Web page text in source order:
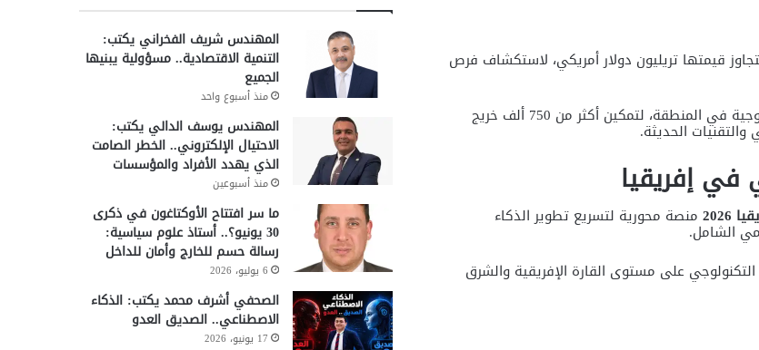
يديرون أصولاً تتجاوز قيمتها تريليون دولار أمريكي، لاستكشاف فرص
كما يشهد الحدث إطلاق واحدة من أكبر أكاديميات الشباب التكنولوجية في المنطقة، لتمكين أكثر من 750 ألف خريج
الحديثة.
في إفريقيا
منصة محورية لتسريع تطوير الذكاء
الشامل.
على مستوى القارة الإفريقية والشرق
المهندس شريف الفخراني يكتب:
التنمية الاقتصادية.. مسؤولية يبنيها
الجميع
منذ أسبوع واحد
المهندس يوسف الدالي يكتب:
الاحتيال الإلكتروني.. الخطر الصامت
الذي يهدد الأفراد والمؤسسات
منذ أسبوعين
ما سر افتتاح الأوكتاغون في ذكرى
30 يونيو؟.. أستاذ علوم سياسية:
رسالة حسم للخارج وأمان للداخل
6 يوليو، 2026
الصحفي أشرف محمد يكتب: الذكاء
الاصطناعي.. الصديق العدو
17 يونيو، 2026